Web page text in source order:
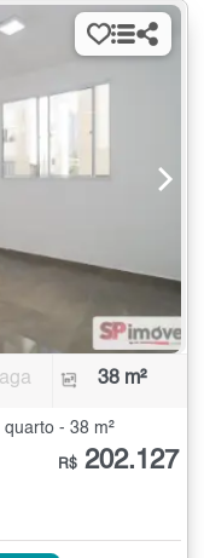
38 m²
- 38 m²
R$ 202.127